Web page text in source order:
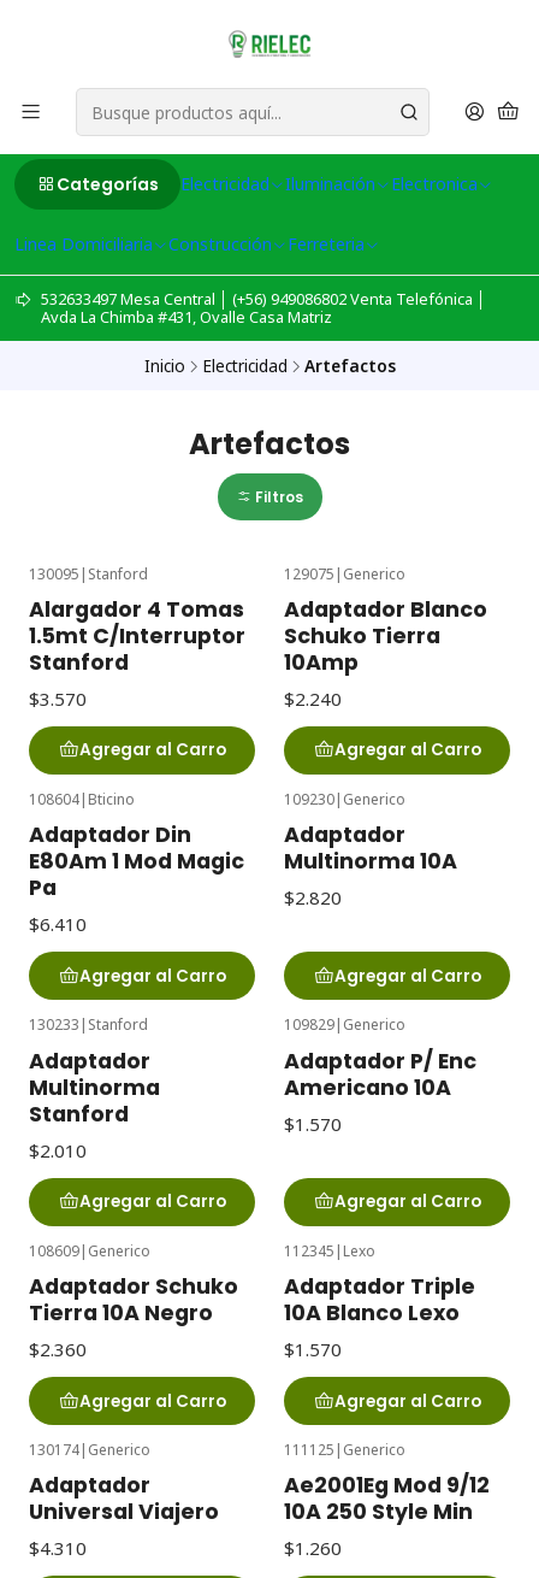
Categorías Electricidad Iluminación Electronica
Linea Domiciliaria Construcción Ferreteria
532633497 Mesa Central │ (+56) 949086802 Venta Telefónica │
Avda La Chimba #431, Ovalle Casa Matriz
Inicio Electricidad Artefactos
Artefactos
Filtros
130095 | Stanford
Alargador 4 Tomas
1.5mt C/Interruptor
Stanford
$3.570
Agregar al Carro
129075 | Generico
Adaptador Blanco
Schuko Tierra
10Amp
$2.240
Agregar al Carro
108604| Bticino
Adaptador Din
E80Am 1 Mod Magic
Pa
$6.410
Agregar al Carro
109230| Generico
Adaptador
Multinorma 10A
$2.820
Agregar al Carro
130233 | Stanford
Adaptador
Multinorma
Stanford
$2.010
Agregar al Carro
109829| Generico
Adaptador P/ Enc
Americano 10A
$1.570
Agregar al Carro
108609| Generico
Adaptador Schuko
Tierra 10A Negro
$2.360
Agregar al Carro
112345 | Lexo
Adaptador Triple
10A Blanco Lexo
$1.570
Agregar al Carro
130174| Generico
Adaptador
Universal Viajero
$4.310
111125 | Generico
Ae2001Eg Mod 9/12
10A 250 Style Min
$1.260